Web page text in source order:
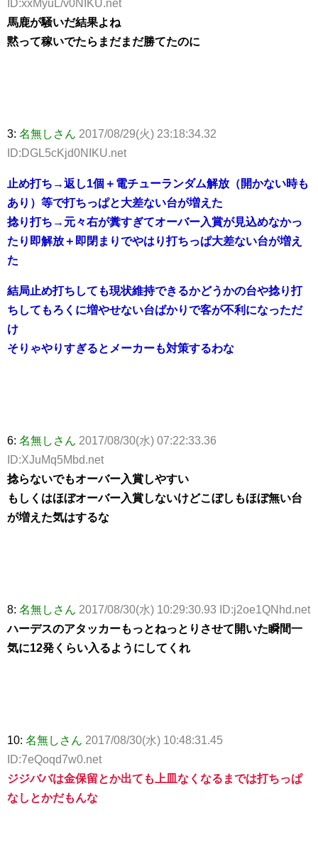
ID:xxMyuL/v0NIKU.net
馬鹿が騒いだ結果よね
黙って稼いでたらまだまだ勝てたのに
3: 名無しさん 2017/08/29(火) 23:18:34.32
ID:DGL5cKjd0NIKU.net
止め打ち→返し1個＋電チューランダム解放（開かない時も
あり）等で打ちっぱと大差ない台が増えた
捻り打ち→元々右が糞すぎてオーバー入賞が見込めなかっ
たり即解放＋即閉まりでやはり打ちっぱ大差ない台が増え
た
結局止め打ちしても現状維持できるかどうかの台や捻り打
ちしてもろくに増やせない台ばかりで客が不利になっただ
け
そりゃやりすぎるとメーカーも対策するわな
6: 名無しさん 2017/08/30(水) 07:22:33.36
ID:XJuMq5Mbd.net
捻らないでもオーバー入賞しやすい
もしくはほぼオーバー入賞しないけどこぼしもほぼ無い台
が増えた気はするな
8: 名無しさん 2017/08/30(水) 10:29:30.93 ID:j2oe1QNhd.net
ハーデスのアタッカーもっとねっとりさせて開いた瞬間一
気に12発くらい入るようにしてくれ
10: 名無しさん 2017/08/30(水) 10:48:31.45
ID:7eQoqd7w0.net
ジジババは金保留とか出ても上皿なくなるまでは打ちっぱ
なしとかだもんな